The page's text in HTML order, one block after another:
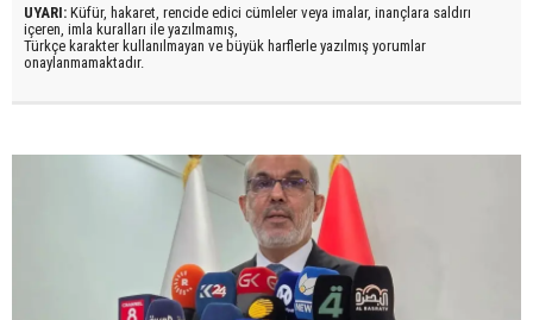
UYARI: Küfür, hakaret, rencide edici cümleler veya imalar, inançlara saldırı
içeren, imla kuralları ile yazılmamış,
Türkçe karakter kullanılmayan ve büyük harflerle yazılmış yorumlar
onaylanmamaktadır.